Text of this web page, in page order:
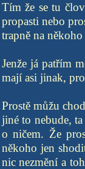
Tím že se tu
propasti nebo
trapně na
Jenže já patřím
mají asi jinak,
Prostě můžu
jiné to nebude,
o ničem. Že
někoho jen
nic nezmění a